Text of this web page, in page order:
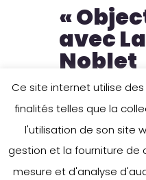
«
avec
Noblet
Exposition
élèves de
du collège
23 avril 2018
Ce site internet utilise
finalités telles que la
l'utilisation de son site
gestion et la fourniture de
mesure et d'analyse